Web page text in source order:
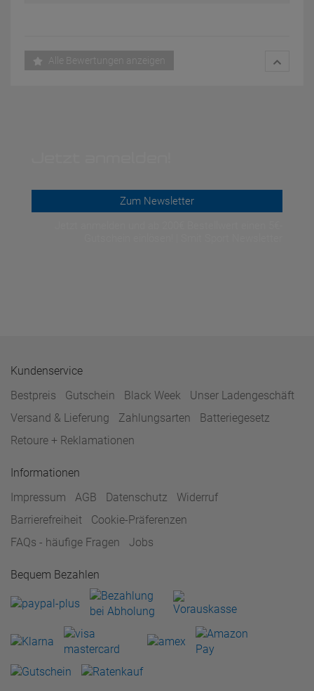
Alle Bewertungen anzeigen
Zum Newsletter
Kundenservice
Bestpreis
Gutschein Black Week
Unser Ladengeschäft
Versand & Lieferung
Zahlungsarten
Batteriegesetz
Retoure + Reklamationen
Informationen
Impressum
AGB Datenschutz
Widerruf
Barrierefreiheit
Cookie-Präferenzen
FAQs - häufige Fragen
Jobs
Bequem Bezahlen